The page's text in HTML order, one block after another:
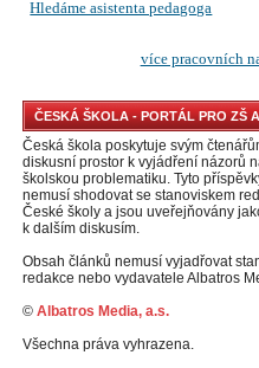
ČESKÁ ŠKOLA - PORTÁL PRO ZŠ
Česká škola poskytuje svým
diskusní prostor k vyjádření názorů
školskou problematiku. Tyto
nemusí shodovat se stanoviskem
České školy a jsou uveřejňovány
k dalším diskusím.
Obsah článků nemusí vyjadřovat
redakce nebo vydavatele Albatros
© Albatros Media, a.s.
Všechna práva vyhrazena.